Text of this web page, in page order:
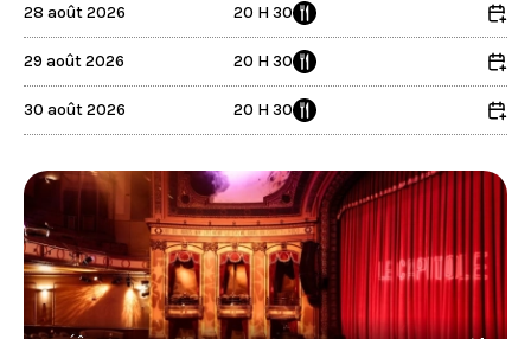
28 août 2026 20 H 30
29 août 2026 20 H 30
30 août 2026 20 H 30